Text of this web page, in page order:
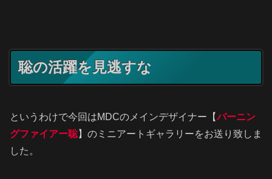
聡の活躍を見逃すな
というわけで今回はMDCのメインデザイナー【バーニン
グファイアー聡】のミニアートギャラリーをお送り致しま
した。